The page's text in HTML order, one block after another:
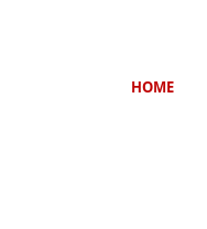
HOME